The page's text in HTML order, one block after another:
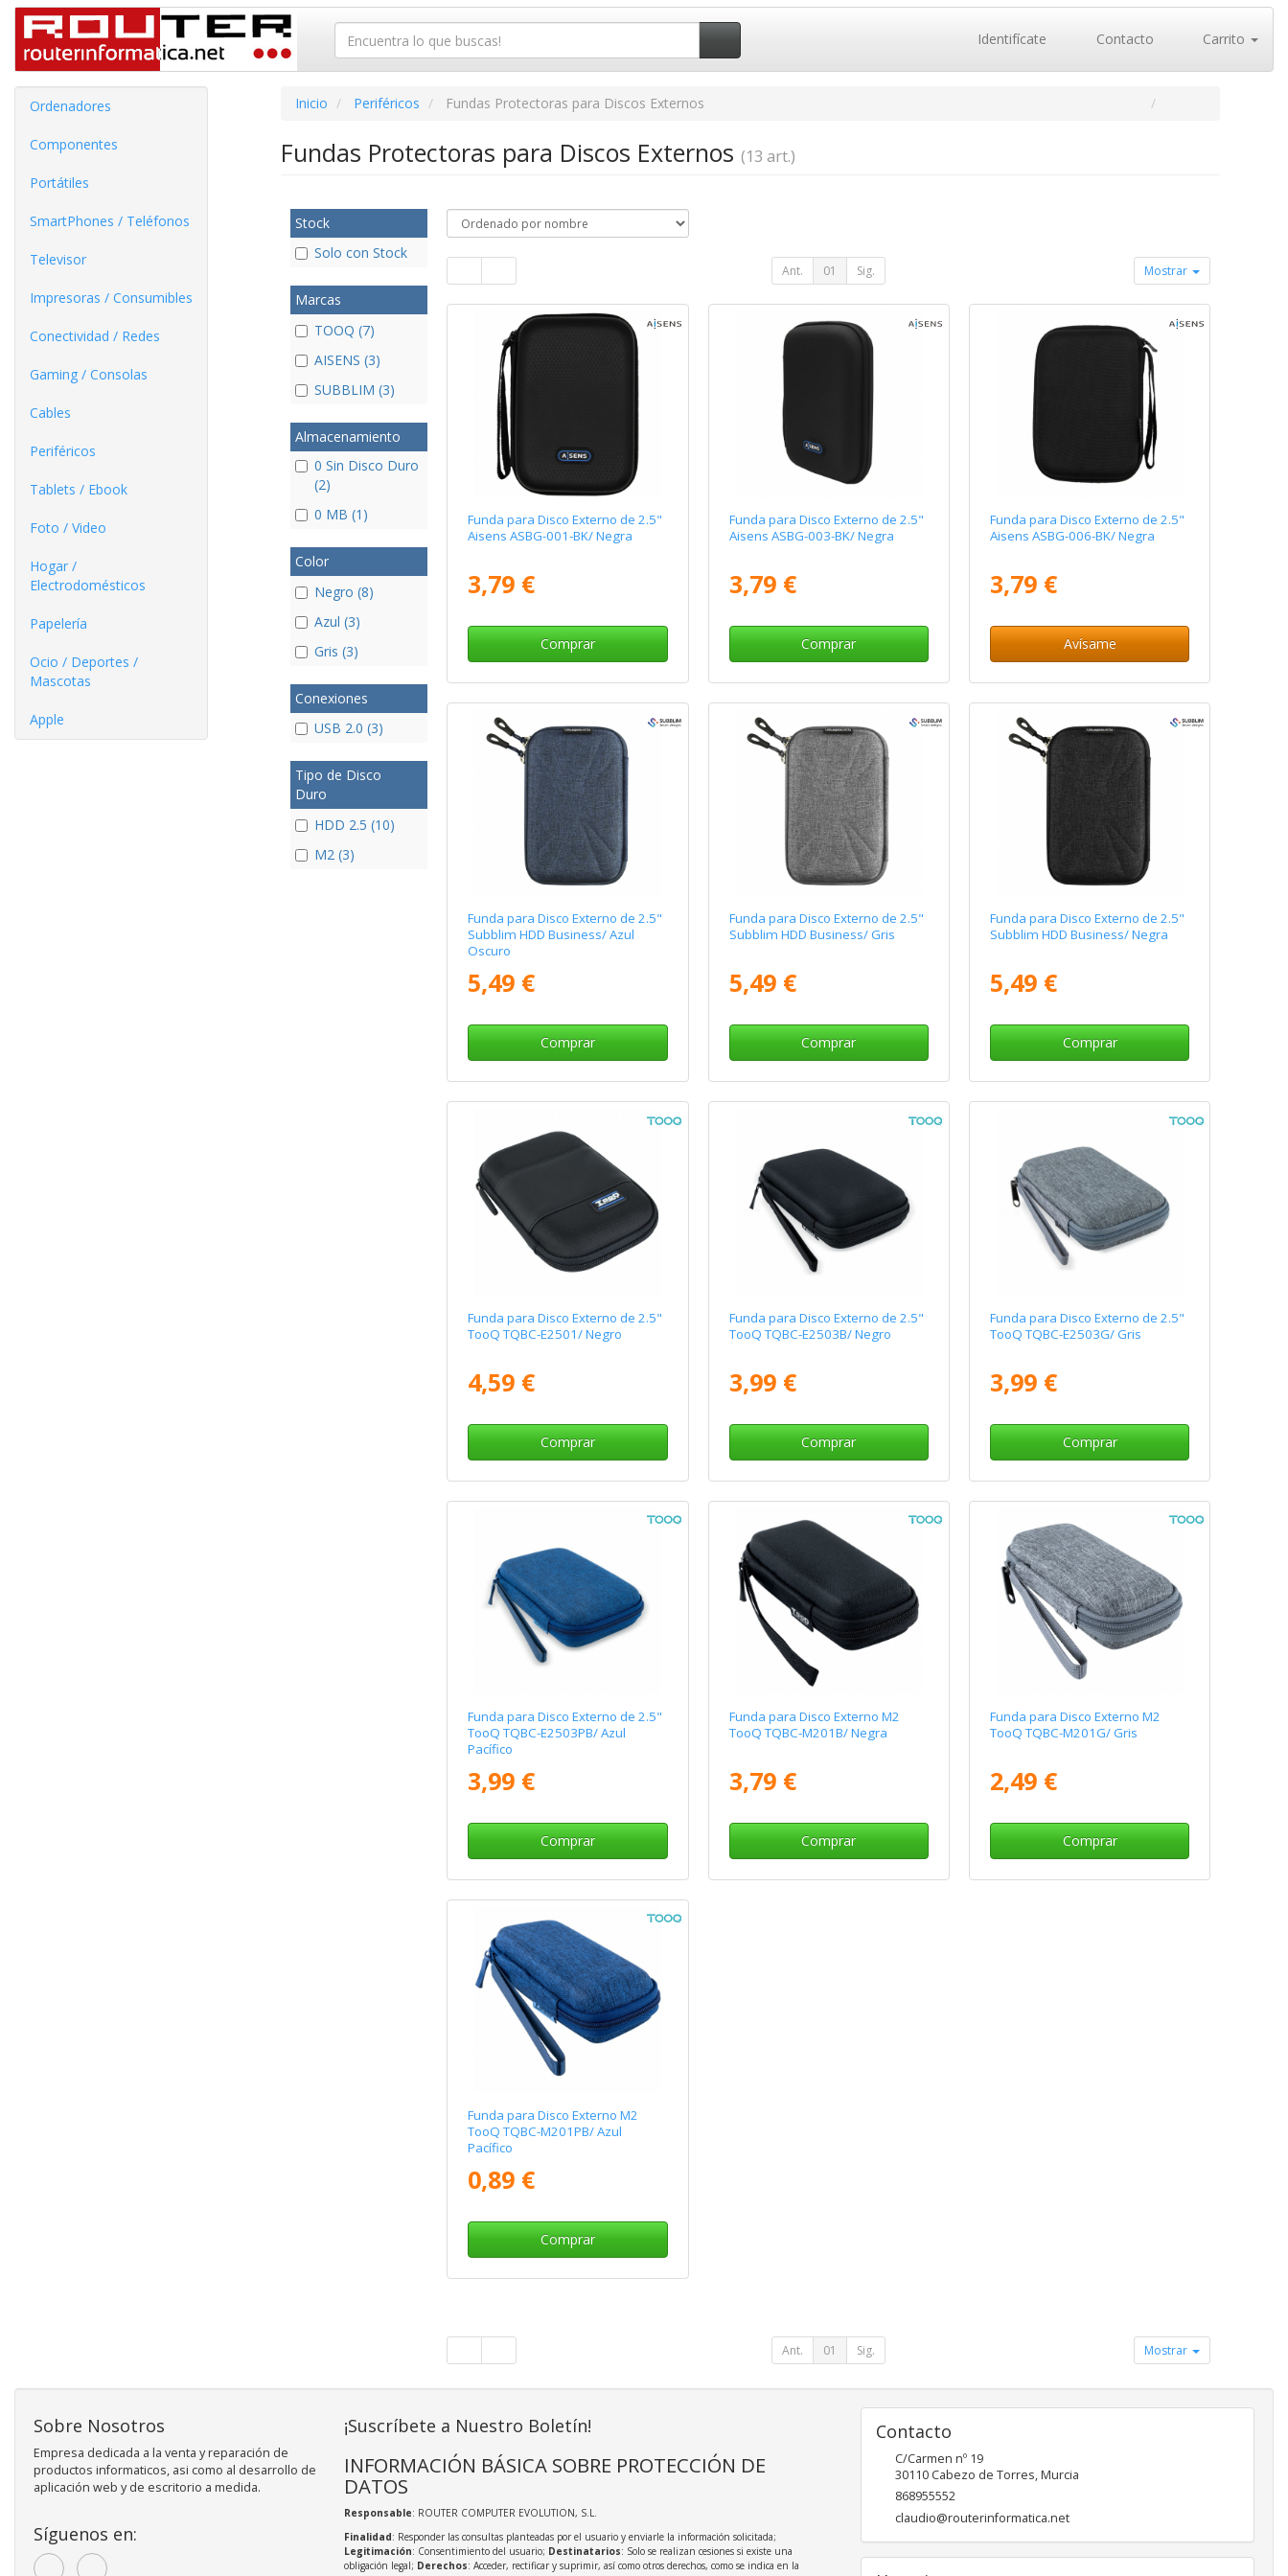
Identifícate Contacto Carrito
Ordenadores
Componentes
Portátiles
SmartPhones / Teléfonos
Televisor
Impresoras / Consumibles
Conectividad / Redes
Gaming / Consolas
Cables
Periféricos
Tablets / Ebook
Foto / Video
Hogar /
Electrodomésticos
Papelería
Ocio / Deportes /
Mascotas
Apple
Inicio Periféricos Fundas Protectoras para Discos Externos
Fundas Protectoras para Discos Externos (13 art.)
Stock
Solo con Stock
Marcas
TOOQ (7)
AISENS (3)
SUBBLIM (3)
Almacenamiento
0 Sin Disco Duro
(2)
0 MB (1)
Color
Negro (8)
Azul (3)
Gris (3)
Conexiones
USB 2.0 (3)
Tipo de Disco
Duro
HDD 2.5 (10)
M2 (3)
Ant. 01 Sig. Mostrar
Funda para Disco Externo de 2.5"
Aisens ASBG-001-BK/ Negra
3,79 €
Comprar
Funda para Disco Externo de 2.5"
Aisens ASBG-003-BK/ Negra
3,79 €
Comprar
Funda para Disco Externo de 2.5"
Aisens ASBG-006-BK/ Negra
3,79 €
Avísame
Funda para Disco Externo de 2.5"
Subblim HDD Business/ Azul
Oscuro
5,49 €
Comprar
Funda para Disco Externo de 2.5"
Subblim HDD Business/ Gris
5,49 €
Comprar
Funda para Disco Externo de 2.5"
Subblim HDD Business/ Negra
5,49 €
Comprar
Funda para Disco Externo de 2.5"
TooQ TQBC-E2501/ Negro
4,59 €
Comprar
Funda para Disco Externo de 2.5"
TooQ TQBC-E2503B/ Negro
3,99 €
Comprar
Funda para Disco Externo de 2.5"
TooQ TQBC-E2503G/ Gris
3,99 €
Comprar
Funda para Disco Externo de 2.5"
TooQ TQBC-E2503PB/ Azul
Pacífico
3,99 €
Comprar
Funda para Disco Externo M2
TooQ TQBC-M201B/ Negra
3,79 €
Comprar
Funda para Disco Externo M2
TooQ TQBC-M201G/ Gris
2,49 €
Comprar
Funda para Disco Externo M2
TooQ TQBC-M201PB/ Azul
Pacífico
0,89 €
Comprar
Ant. 01 Sig. Mostrar
Sobre Nosotros
Empresa dedicada a la venta y reparación de
productos informaticos, asi como al desarrollo de
aplicación web y de escritorio a medida.
Síguenos en:
¡Suscríbete a Nuestro Boletín!
INFORMACIÓN BÁSICA SOBRE PROTECCIÓN DE
DATOS
Responsable: ROUTER COMPUTER EVOLUTION, S.L.
Finalidad: Responder las consultas planteadas por el usuario y enviarle la información solicitada;
Legitimación: Consentimiento del usuario; Destinatarios: Solo se realizan cesiones si existe una
obligación legal; Derechos: Acceder, rectificar y suprimir, así como otros derechos, como se indica en la
Contacto
C/Carmen nº 19
30110 Cabezo de Torres,Murcia
868955552
claudio@routerinformatica.net